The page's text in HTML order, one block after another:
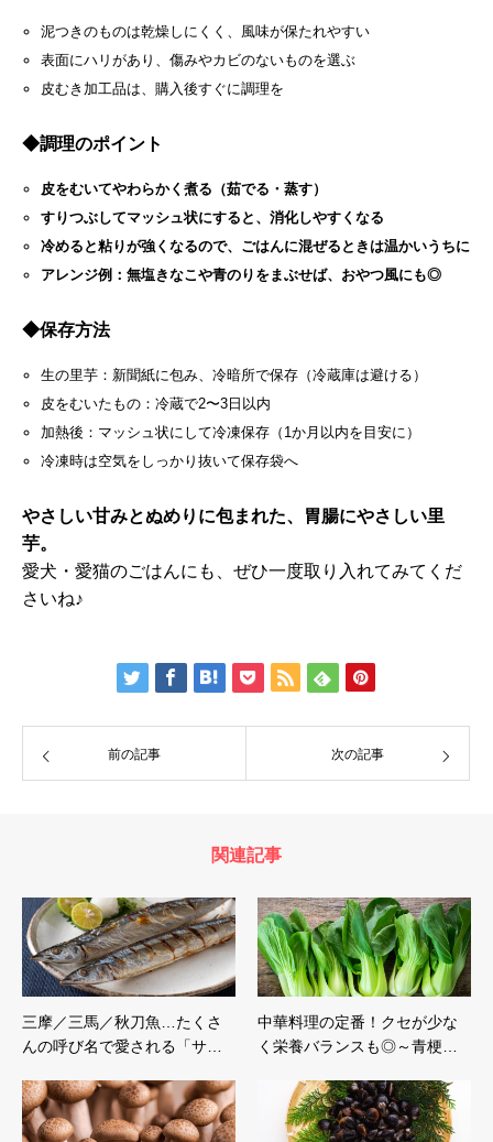
泥つきのものは乾燥しにくく、風味が保たれやすい
表面にハリがあり、傷みやカビのないものを選ぶ
皮むき加工品は、購入後すぐに調理を
◆調理のポイント
皮をむいてやわらかく煮る（茹でる・蒸す）
すりつぶしてマッシュ状にすると、消化しやすくなる
冷めると粘りが強くなるので、ごはんに混ぜるときは温かいうちに
アレンジ例：無塩きなこや青のりをまぶせば、おやつ風にも◎
◆保存方法
生の里芋：新聞紙に包み、冷暗所で保存（冷蔵庫は避ける）
皮をむいたもの：冷蔵で2〜3日以内
加熱後：マッシュ状にして冷凍保存（1か月以内を目安に）
冷凍時は空気をしっかり抜いて保存袋へ
やさしい甘みとぬめりに包まれた、胃腸にやさしい里
芋。
愛犬・愛猫のごはんにも、ぜひ一度取り入れてみてくだ
さいね♪
前の記事 次の記事
関連記事
三摩／三馬／秋刀魚…たくさ
んの呼び名で愛される「サ…
中華料理の定番！クセが少な
く栄養バランスも◎～青梗…